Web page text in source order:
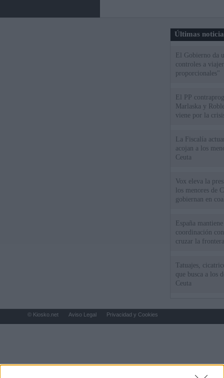
Últimas
El Gobierno da
controles a
proporcionales"
El PP
Marlaska y
viene por la
La Fiscalía
acojan a los
Ceuta
Vox eleva la
los menores de
gobiernan en
España
coordinación
cruzar la
Tatuajes,
que busca a los
Ceuta
© Kiosko.net Aviso Legal Privacidad y Cookies